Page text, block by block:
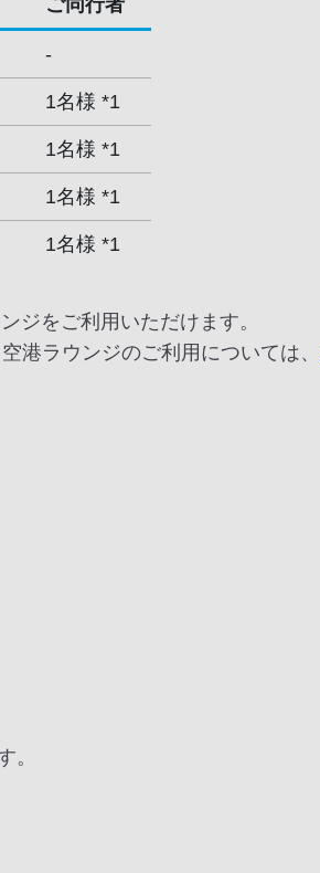
ご同行者
-
1名様 *1
1名様 *1
1名様 *1
1名様 *1
ジをご利用いただけます。
港ラウンジのご利用については、
。